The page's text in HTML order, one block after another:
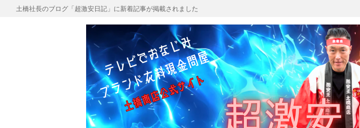
土橋社長のブログ「超激安日記」に新着記事が掲載されました